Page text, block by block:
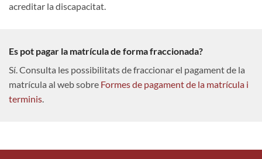
acreditar la discapacitat.
Es pot pagar la matrícula de forma fraccionada?
Sí. Consulta les possibilitats de fraccionar el pagament de la
matrícula al web sobre Formes de pagament de la matrícula i
terminis.